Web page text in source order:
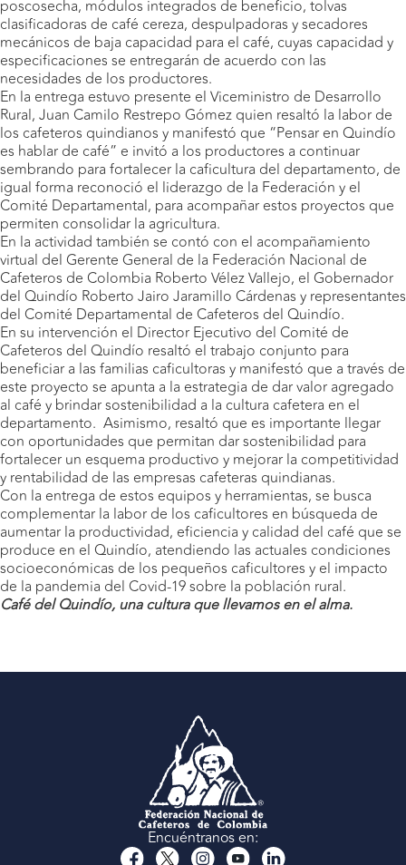
poscosecha, módulos integrados de beneficio, tolvas
clasificadoras de café cereza, despulpadoras y secadores
mecánicos de baja capacidad para el café, cuyas capacidad y
especificaciones se entregarán de acuerdo con las
necesidades de los productores.
En la entrega estuvo presente el Viceministro de Desarrollo
Rural, Juan Camilo Restrepo Gómez quien resaltó la labor de
los cafeteros quindianos y manifestó que “Pensar en Quindío
es hablar de café” e invitó a los productores a continuar
sembrando para fortalecer la caficultura del departamento, de
igual forma reconoció el liderazgo de la Federación y el
Comité Departamental, para acompañar estos proyectos que
permiten consolidar la agricultura.
En la actividad también se contó con el acompañamiento
virtual del Gerente General de la Federación Nacional de
Cafeteros de Colombia Roberto Vélez Vallejo, el Gobernador
del Quindío Roberto Jairo Jaramillo Cárdenas y representantes
del Comité Departamental de Cafeteros del Quindío.
En su intervención el Director Ejecutivo del Comité de
Cafeteros del Quindío resaltó el trabajo conjunto para
beneficiar a las familias caficultoras y manifestó que a través de
este proyecto se apunta a la estrategia de dar valor agregado
al café y brindar sostenibilidad a la cultura cafetera en el
departamento. Asimismo, resaltó que es importante llegar
con oportunidades que permitan dar sostenibilidad para
fortalecer un esquema productivo y mejorar la competitividad
y rentabilidad de las empresas cafeteras quindianas.
Con la entrega de estos equipos y herramientas, se busca
complementar la labor de los caficultores en búsqueda de
aumentar la productividad, eficiencia y calidad del café que se
produce en el Quindío, atendiendo las actuales condiciones
socioeconómicas de los pequeños caficultores y el impacto
de la pandemia del Covid-19 sobre la población rural.
Café del Quindío, una cultura que llevamos en el alma.
Encuéntranos en: